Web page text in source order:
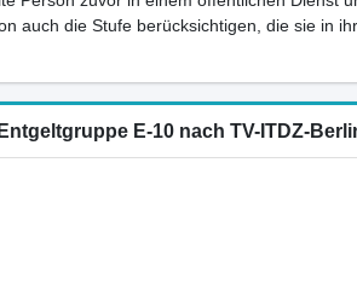
auch die Stufe berücksichtigen, die sie in
E-10 nach TV-ITDZ-